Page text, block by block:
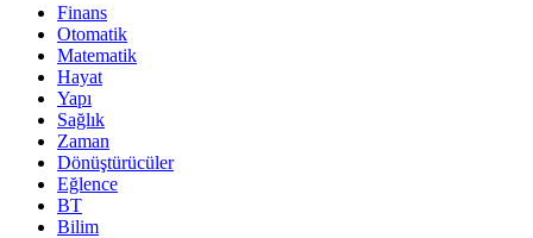
Finans
Otomatik
Matematik
Hayat
Yapı
Sağlık
Zaman
Dönüştürücüler
Eğlence
BT
Bilim